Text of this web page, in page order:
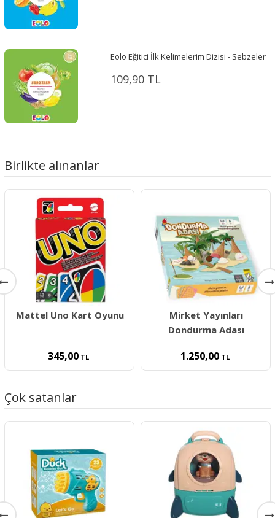
Eolo Eğitici İlk Kelimelerim Dizisi - Sebzeler
109,90 TL
Birlikte alınanlar
Mattel Uno Kart Oyunu
345,00 TL
Mirket Yayınları
Dondurma Adası
1.250,00TL
Çok satanlar